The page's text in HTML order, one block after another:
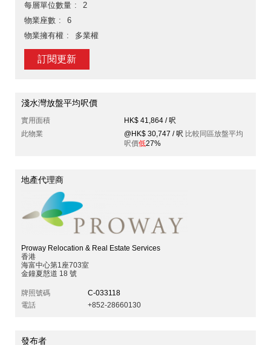
每層單位數量
2
物業座數
6
物業擁有權
多業權
訂閱更新
淺水灣放盤平均呎價
實用面積
HK$ 41,864 / 呎
此物業
@HK$ 30,747 / 呎 比較同區放盤平均
呎價低27%
地產代理商
Proway Relocation & Real Estate Services
香港
海富中心第1座703室
金鐘夏慤道 18 號
牌照號碼
C-033118
電話
+852-28660130
發布者